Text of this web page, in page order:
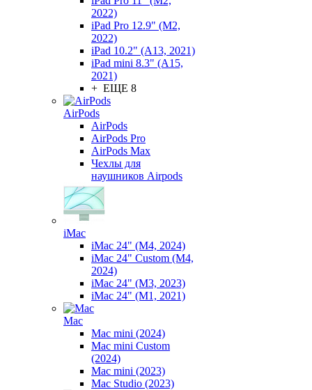
2022)
iPad Pro 12.9" (M2,
2022)
iPad 10.2" (A13, 2021)
iPad mini 8.3" (A15,
2021)
+ ЕЩЕ 8
AirPods
AirPods
AirPods Pro
AirPods Max
Чехлы для
наушников Airpods
iMac
iMac 24" (M4, 2024)
iMac 24" Custom (M4,
2024)
iMac 24" (M3, 2023)
iMac 24" (M1, 2021)
Mac
Mac mini (2024)
Mac mini Custom
(2024)
Mac mini (2023)
Mac Studio (2023)